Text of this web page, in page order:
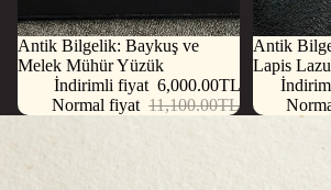
İndirimde
Antik Bilgelik: Baykuş ve
Melek Mühür Yüzük
İndirimli fiyat 6,000.00TL
Normal fiyat 11,100.00TL
İndirimde
Antik
Lapis